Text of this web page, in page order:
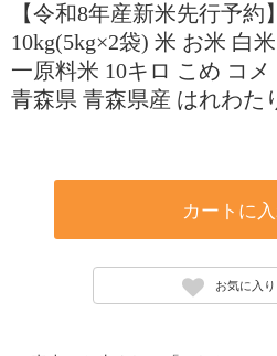
【令和8年産新米先行予約
10kg(5kg×2袋) 米 お米 白
一原料米 10キロ こめ コ
青森県 青森県産 はれわた
カートに
お気に入